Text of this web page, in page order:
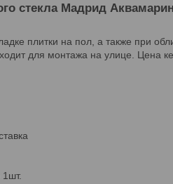
стекла Мадрид Аквамарин
плитки на пол, а также при
для монтажа на улице. Цена